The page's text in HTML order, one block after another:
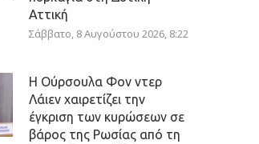
Αττική
Σάββατο, 8 Αυγούστου 2026, 8:22
Η Ούρσουλα Φον ντερ
Λάιεν χαιρετίζει την
έγκριση των κυρώσεων σε
βάρος της Ρωσίας από τη